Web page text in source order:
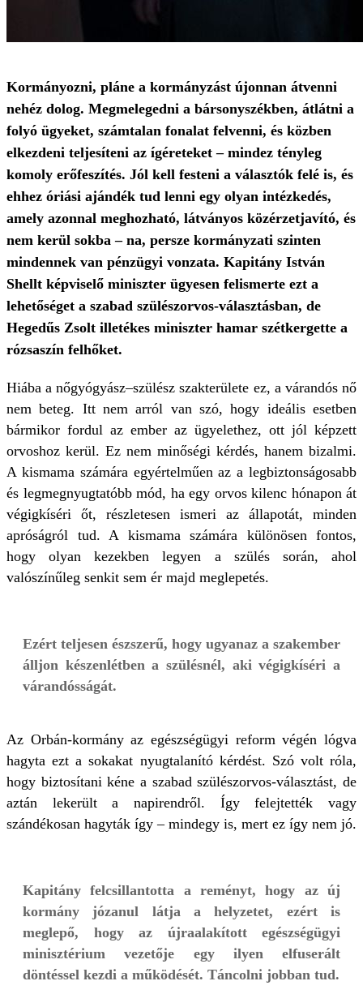
Kormányozni, pláne a kormányzást újonnan átvenni
nehéz dolog. Megmelegedni a bársonyszékben, átlátni a
folyó ügyeket, számtalan fonalat felvenni, és közben
elkezdeni teljesíteni az ígéreteket – mindez tényleg
komoly erőfeszítés. Jól kell festeni a választók felé is, és
ehhez óriási ajándék tud lenni egy olyan intézkedés,
amely azonnal meghozható, látványos közérzetjavító, és
nem kerül sokba – na, persze kormányzati szinten
mindennek van pénzügyi vonzata. Kapitány István
Shellt képviselő miniszter ügyesen felismerte ezt a
lehetőséget a szabad szülészorvos-választásban, de
Hegedűs Zsolt illetékes miniszter hamar szétkergette a
rózsaszín felhőket.
Hiába a nőgyógyász–szülész szakterülete ez, a várandós nő
nem beteg. Itt nem arról van szó, hogy ideális esetben
bármikor fordul az ember az ügyelethez, ott jól képzett
orvoshoz kerül. Ez nem minőségi kérdés, hanem bizalmi.
A kismama számára egyértelműen az a legbiztonságosabb
és legmegnyugtatóbb mód, ha egy orvos kilenc hónapon át
végigkíséri őt, részletesen ismeri az állapotát, minden
apróságról tud. A kismama számára különösen fontos,
hogy olyan kezekben legyen a szülés során, ahol
valószínűleg senkit sem ér majd meglepetés.
Ezért teljesen észszerű, hogy ugyanaz a szakember
álljon készenlétben a szülésnél, aki végigkíséri a
várandósságát.
Az Orbán-kormány az egészségügyi reform végén lógva
hagyta ezt a sokakat nyugtalanító kérdést. Szó volt róla,
hogy biztosítani kéne a szabad szülészorvos-választást, de
aztán lekerült a napirendről. Így felejtették vagy
szándékosan hagyták így – mindegy is, mert ez így nem jó.
Kapitány felcsillantotta a reményt, hogy az új
kormány józanul látja a helyzetet, ezért is
meglepő, hogy az újraalakított egészségügyi
minisztérium vezetője egy ilyen elfuserált
döntéssel kezdi a működését. Táncolni jobban tud.